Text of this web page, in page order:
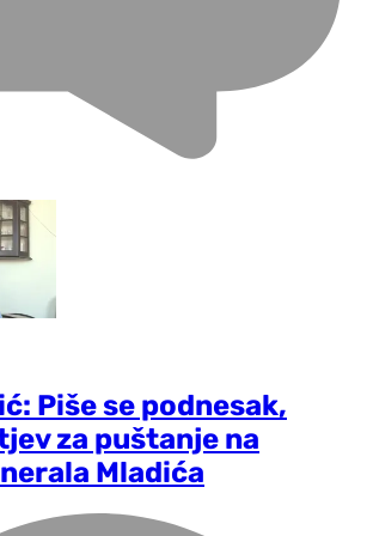
Piše se podnesak,
za puštanje na
Mladića